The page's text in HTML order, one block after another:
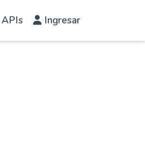
APIs Ingresar